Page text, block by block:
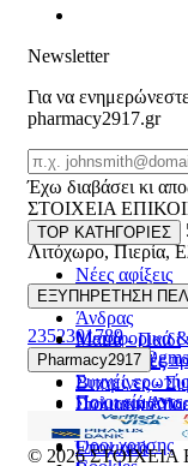
Newsletter
Για να
pharmacy2917.gr
Email
Έχω διαβάσει κι
ΣΤΟΙΧΕΙΑ
Βασ. Κωνσταντίνου
Λιτόχωρο,Πιερία,
2352301789
TOP ΚΑΤΗΓΟΡΙΕΣ
Νέες αφίξεις
Γυναίκα
Άνδρας
Μαμά - Παιδί
Προσφορές
Βιταμίνες -
Στοματική
Πρόσωπο
Εποχιακά
ΕΞΥΠΗΡΕΤΗΣΗ
Μεταφορικά
Επιστροφές
Συχνές
Πολιτική
Pharmacy2917
Ποιοι είμαστε
Επικοινωνία
Όροι χρήσης
© 2026ΣΤΟΙΧΕΙΑ